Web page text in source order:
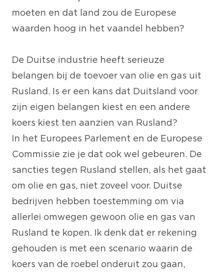
moeten en dat land zou de Europese
waarden hoog in het vaandel hebben?
De Duitse industrie heeft serieuze
belangen bij de toevoer van olie en gas uit
Rusland. Is er een kans dat Duitsland voor
zijn eigen belangen kiest en een andere
koers kiest ten aanzien van Rusland?
In het Europees Parlement en de Europese
Commissie zie je dat ook wel gebeuren. De
sancties tegen Rusland stellen, als het gaat
om olie en gas, niet zoveel voor. Duitse
bedrijven hebben toestemming om via
allerlei omwegen gewoon olie en gas van
Rusland te kopen. Ik denk dat er rekening
gehouden is met een scenario waarin de
koers van de roebel onderuit zou gaan,